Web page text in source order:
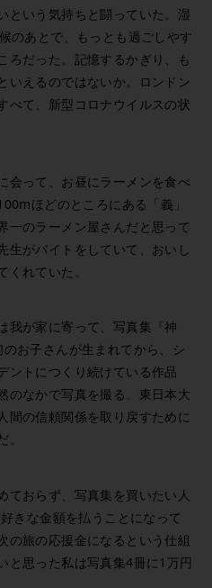
という気持ちと闘っていた。湿
のあとで、もっとも過ごしやす
ろだった。記憶するかぎり、も
いえるのではないか。ロンドン
べて、新型コロナウイルスの状
会って、お昼にラーメンを食べ
ほどのところにある「義」
一のラーメン屋さんだと思って
生がバイトをしていて、おいし
くれていた。
我が家に寄って、写真集『神
お子さんが生まれてから、シ
ントにつくり続けている作品
のなかで写真を撮る。東日本大
間の信頼関係を取り戻すために
ておらず、写真集を買いたい人
きな金額を払うことになって
の旅の応援金になるという仕組
と思った私は写真集4冊に1万円